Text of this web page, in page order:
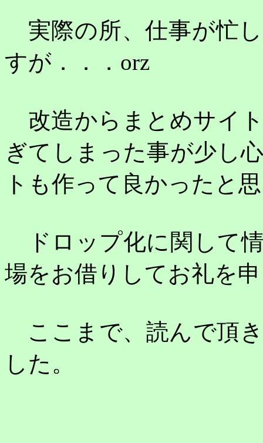
実際の所、仕事が忙
すが．．． orz
改造からまとめサイ
ぎてしまった事が少し
トも作って良かったと
ドロップ化に関して
場をお借りしてお礼を
ここまで、読んで頂
した。